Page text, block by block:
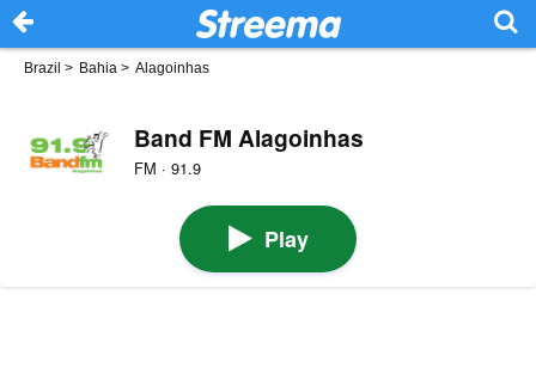
Brazil > Bahia > Alagoinhas
Band FM Alagoinhas
FM · 91.9
Play